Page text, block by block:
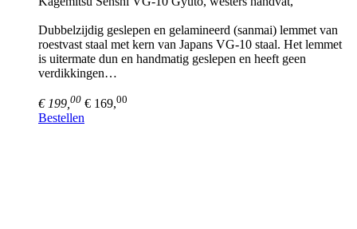
Dubbelzijdig geslepen en gelamineerd (sanmai) lemmet van
roestvast staal met kern van Japans VG-10 staal. Het lemmet
is uitermate dun en handmatig geslepen en heeft geen
verdikkingen…
€ 199, 00 € 169,00
Bestellen